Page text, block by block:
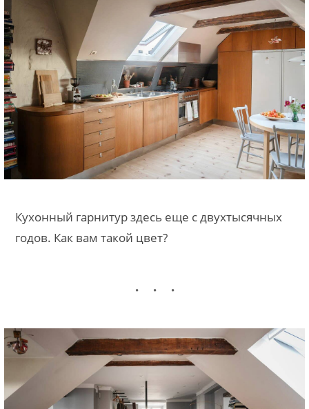
Кухонный гарнитур здесь еще с двухтысячных
годов. Как вам такой цвет?